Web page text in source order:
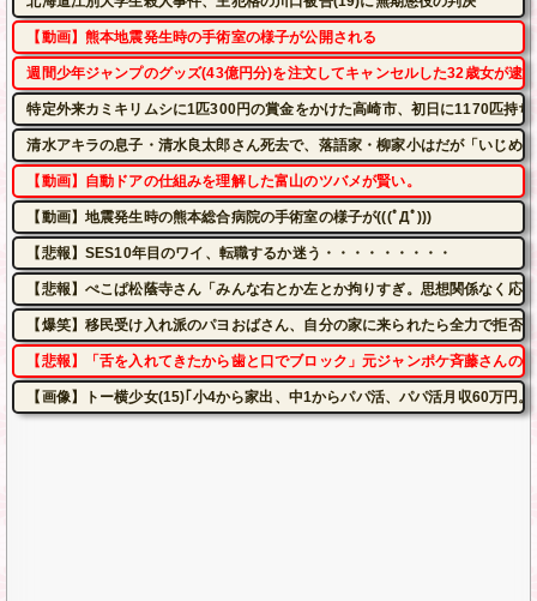
【動画】熊本地震発生時の手術室の様子が公開される
週間少年ジャンプのグッズ(43億円分)を注文してキャンセルした32歳女が逮捕
特定外来カミキリムシに1匹300円の賞金をかけた高崎市、初日に1170匹持ち
清水アキラの息子・清水良太郎さん死去で、落語家・柳家小はだが「いじめ
【動画】自動ドアの仕組みを理解した富山のツバメが賢い。
【動画】地震発生時の熊本総合病院の手術室の様子が(((ﾟДﾟ)))
【悲報】SES10年目のワイ、転職するか迷う・・・・・・・・・
【悲報】ぺこぱ松蔭寺さん「みんな右とか左とか拘りすぎ。思想関係なく応
【爆笑】移民受け入れ派のパヨおばさん、自分の家に来られたら全力で拒否
【悲報】「舌を入れてきたから歯と口でブロック」元ジャンポケ斉藤さんの
【画像】トー横少女(15)｢小4から家出、中1からパパ活、パパ活月収60万円。